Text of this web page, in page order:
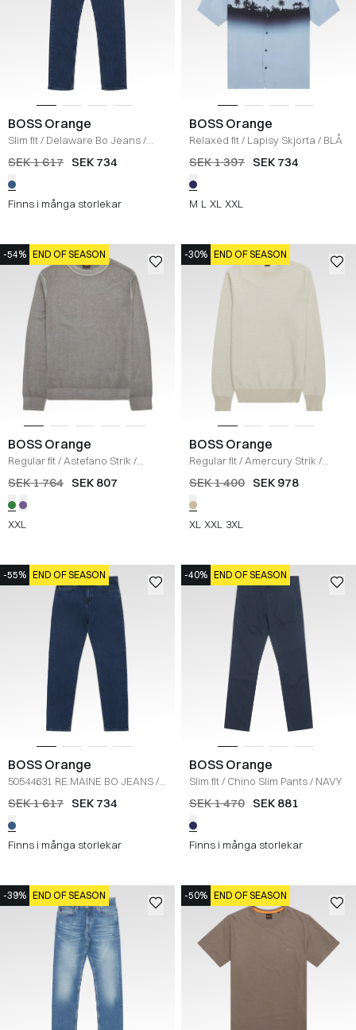
BOSS Orange
Slim fit/ Delaware Bo Jeans/
DENIM
SEK 1 617 SEK 734
Finns i många storlekar
BOSS Orange
Relaxed fit/ Lapisy Skjorta / BLÅ
SEK 1 397 SEK 734
M L XL XXL
-54% END OF SEASON
BOSS Orange
Regular fit/ Astefano Strik /
GRØN
SEK 1 764 SEK 807
XXL
-30% END OF SEASON
BOSS Orange
Regular fit/ Amercury Strik /
BEIGE
SEK 1 400 SEK 978
XL XXL 3XL
-55% END OF SEASON
BOSS Orange
50544631 RE.MAINE BO JEANS/
DENIM
SEK 1 617 SEK 734
Finns i många storlekar
-40% END OF SEASON
BOSS Orange
Slim fit/ Chino Slim Pants/ NAVY
SEK 1 470 SEK 881
Finns i många storlekar
-39% END OF SEASON -50% END OF SEASON